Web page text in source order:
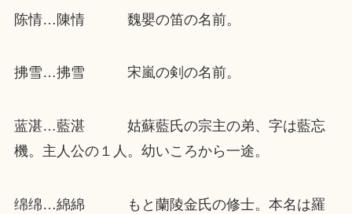
陈情…陳情 魏嬰の笛の名前。
拂雪…拂雪 宋嵐の剣の名前。
蓝湛…藍湛 姑蘇藍氏の宗主の弟、字は藍忘
機。主人公の１人。幼いころから一途。
绵绵…綿綿 もと蘭陵金氏の修士。本名は羅